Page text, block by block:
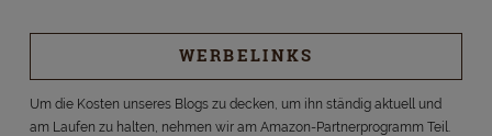
WERBELINKS
Um die Kosten unseres Blogs zu decken, um ihn ständig aktuell und
am Laufen zu halten, nehmen wir am Amazon-Partnerprogramm Teil.